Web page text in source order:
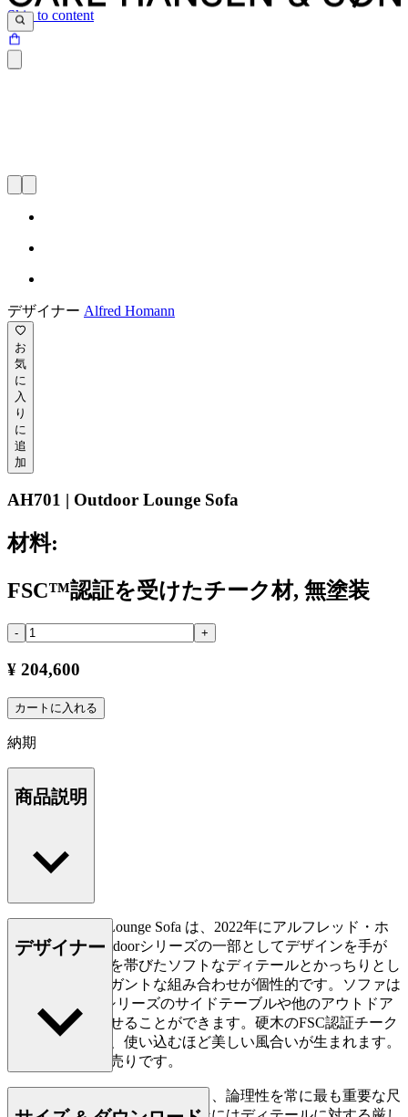
Skip to content
デザイナー Alfred Homann
お
気
に
入
り
に
追
加
AH701 | Outdoor Lounge Sofa
材料:
FSC™認証を受けたチーク材, 無塗装
- +
¥ 204,600
カートに入れる
納期
商品説明
AH701 Outdoor Lounge Sofa は、2022年にアルフレッド・ホ
ーマンがAH Outdoorシリーズの一部としてデザインを手が
けました。丸みを帯びたソフトなディテールとかっちりとし
たラインのエレガントな組み合わせが個性的です。ソファは
2人掛けで、同シリーズのサイドテーブルや他のアウトドア
家具と組み合わせることができます。硬木のFSC認証チーク
材でできており、使い込むほど美しい風合いが生まれます。
クッションは別売りです。
デザイナー
ホーマンはシンプルさ、明快さ、論理性を常に最も重要な尺